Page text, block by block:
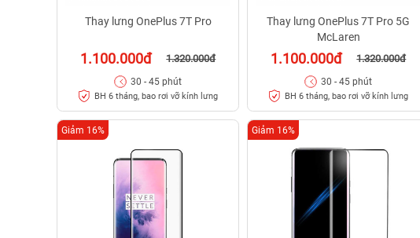
Thay lưng OnePlus 7T Pro
1.100.000đ 1.320.000đ
30 - 45 phút
BH 6 tháng, bao rơi vỡ kính lưng
Thay lưng OnePlus 7T Pro 5G
McLaren
1.100.000đ 1.320.000đ
30 - 45 phút
BH 6 tháng, bao rơi vỡ kính lưng
Giảm 16% Giảm 16%